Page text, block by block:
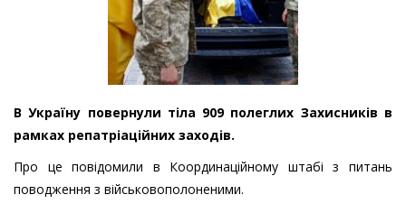
В Україну повернули тіла 909 полеглих Захисників в
рамках репатріаційних заходів.
Про це повідомили в Координаційному штабі з питань
поводження з військовополоненими.